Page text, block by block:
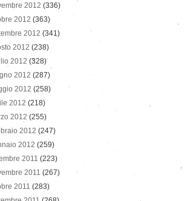
2012 (336)
2012 (363)
2012 (341)
2012 (238)
2012 (328)
2012 (287)
2012 (258)
2012 (218)
2012 (255)
2012 (247)
2012 (259)
2011 (223)
2011 (267)
2011 (283)